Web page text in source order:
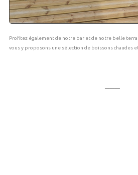
Profitez également de notre bar et de notre belle
vous y proposons une sélection de boissons chaudes